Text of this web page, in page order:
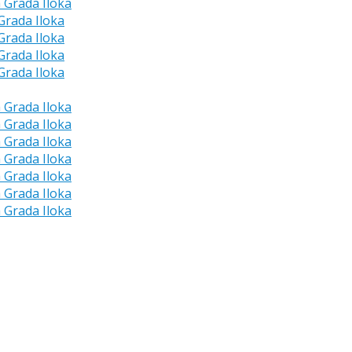
Iloka
Iloka
Iloka
Iloka
Iloka
Iloka
Iloka
Iloka
Iloka
Iloka
Iloka